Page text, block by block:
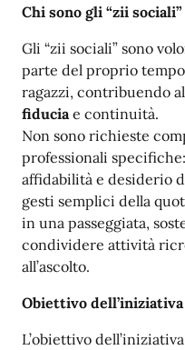
Chi sono gli “zii sociali”
Gli “zii sociali” sono
parte del proprio
ragazzi, contribuendo
fiducia e continuità.
Non sono richieste
professionali
affidabilità e desiderio
gesti semplici della
in una passeggiata,
condividere attività
all’ascolto.
Obiettivo dell’iniziativa
L’obiettivo